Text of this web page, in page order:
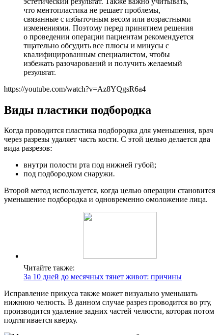
что ментопластика не решает проблемы,
связанные с избыточным весом или возрастными
изменениями. Поэтому перед принятием решения
о проведении операции пациентам рекомендуется
тщательно обсудить все плюсы и минусы с
квалифицированным специалистом, чтобы
избежать разочарований и получить желаемый
результат.
https://youtube.com/watch?v=Az8YQgsR6a4
Виды пластики подбородка
Когда проводится пластика подбородка для уменьшения, врач
через разрезы удаляет часть кости. С этой целью делается два
вида разрезов:
внутри полости рта под нижней губой;
под подбородком снаружи.
Второй метод используется, когда целью операции становится
уменьшение подбородка и одновременно омоложение лица.
Читайте также:
За 10 дней до месячных тянет живот: причины
Исправление прикуса также может визуально уменьшать
нижнюю челюсть. В данном случае разрез проводится во рту,
производится удаление задних частей челюсти, которая потом
подтягивается кверху.